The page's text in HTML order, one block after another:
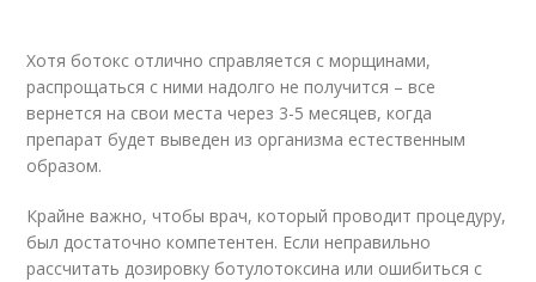
Хотя ботокс отлично справляется с морщинами,
распрощаться с ними надолго не получится – все
вернется на свои места через 3-5 месяцев, когда
препарат будет выведен из организма естественным
образом.
Крайне важно, чтобы врач, который проводит процедуру,
был достаточно компетентен. Если неправильно
рассчитать дозировку ботулотоксина или ошибиться с